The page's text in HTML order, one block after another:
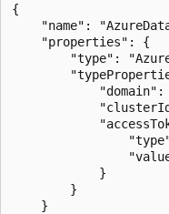
{
"name":
    "properties": {
"type":
        }
    }